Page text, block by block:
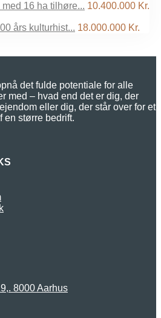
16 ha tilhøre... 10.400.000 Kr.
års kulturhist... 18.000.000 Kr.
det fulde potentiale for alle
med – hvad end det er dig, der
eller dig, der står over for et
en større bedrift.
8000 Aarhus